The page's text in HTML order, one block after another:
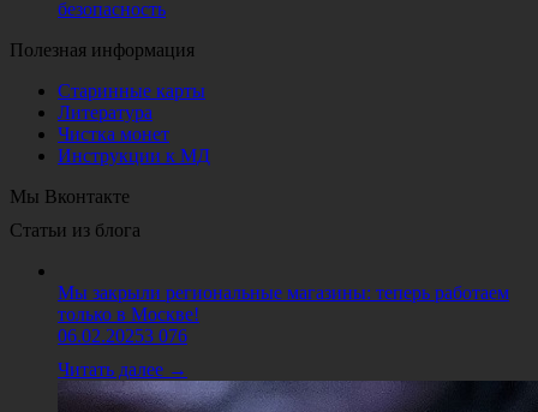
безопасность
Полезная информация
Старинные карты
Литература
Чистка монет
Инструкции к МД
Мы Вконтакте
Статьи из блога
Мы закрыли региональные магазины: теперь работаем
только в Москве!
06.02.20253 076
Читать далее →